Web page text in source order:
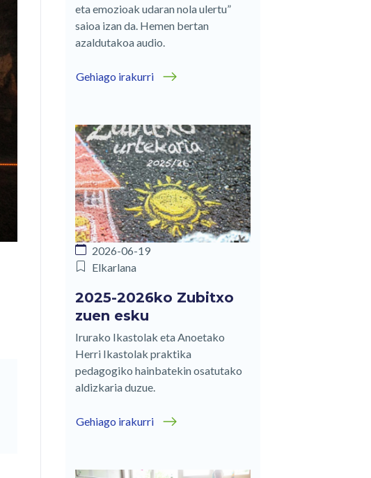
eta emozioak udaran nola ulertu”
saioa izan da. Hemen bertan
azaldutakoa audio.
Gehiago irakurri
2026-06-19
Elkarlana
2025-2026ko Zubitxo
zuen esku
Irurako Ikastolak eta Anoetako
Herri Ikastolak praktika
pedagogiko hainbatekin osatutako
aldizkaria duzue.
Gehiago irakurri